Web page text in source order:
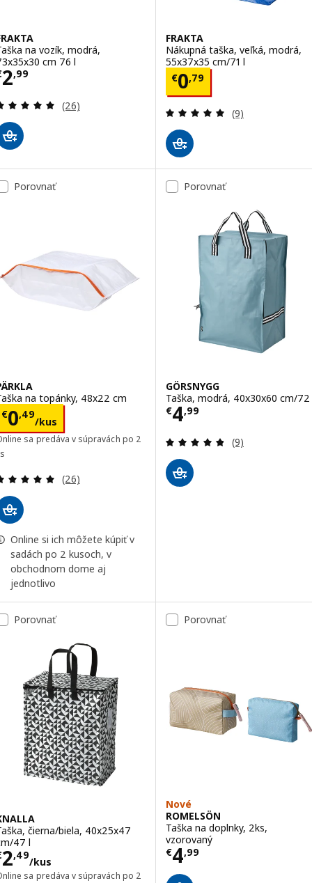
na vozík, modrá,
cm 76 l
2,99 € 2,99
Prehľad: 4.9 z 5 hviezdy. Celkové hodnotenie:
(26)
FRAKTA
Nákupná taška, veľká, modrá,
55x37x35 cm/71 l
€0,79
Cena € 0,79
Prehľad: 4.9 z
(9)
Porovnať
na topánky, 48x22 cm
€0,49
/kus€ 0,49/kus
sa predáva v súpravách po 2
Prehľad: 4.9 z 5 hviezdy. Celkové hodnotenie:
(26)
Online si ich môžete kúpiť v
sadách po 2 kusoch, v
obchodnom dome aj
jednotlivo
Porovnať
GÖRSNYGG
Taška, modrá, 40x30x60 cm/72
€4,99
Cena € 4,99
Prehľad: 4.8 z
(9)
Porovnať
čierna/biela, 40x25x47
47 l
2,49
/kus€ 2,49/kus
sa predáva v súpravách po 2
Porovnať
Nové
ROMELSÖN
Taška na doplnky, 2ks,
vzorovaný
€4,99
Cena € 4,99